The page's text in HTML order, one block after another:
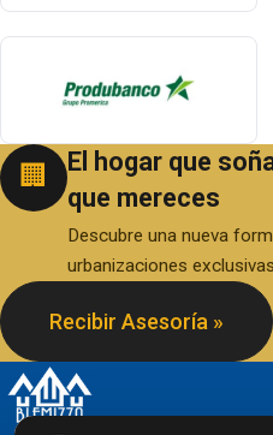
🏢
El hogar que
que mereces
Descubre una nueva
urbanizaciones
Recibir Asesoría »